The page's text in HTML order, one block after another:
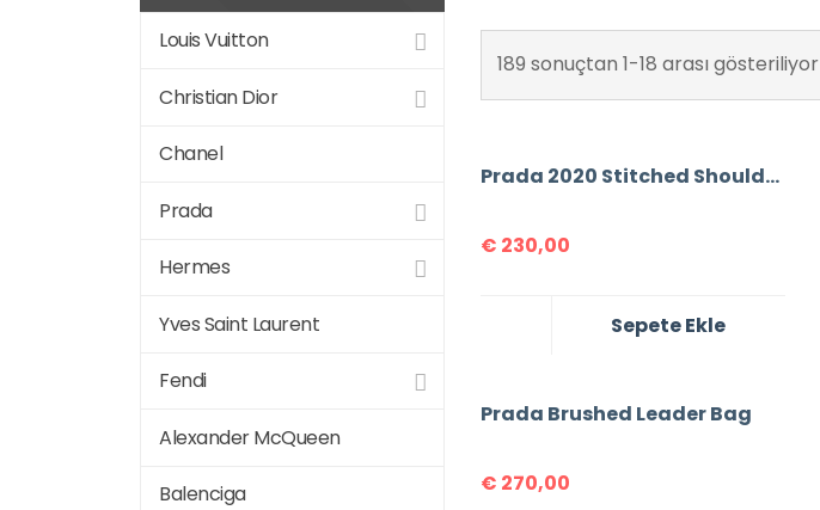
Louis Vuitton
Christian Dior
Chanel
Prada
Hermes
Yves Saint Laurent
Fendi
Alexander McQueen
Balenciga
189 sonuçtan 1-18 arası gösteriliyor
Prada 2020 Stitched Shoulder Bag
€ 230,00
Sepete Ekle
Prada Brushed Leader Bag
€ 270,00